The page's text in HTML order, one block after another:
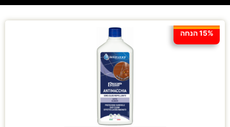
15% הנחה